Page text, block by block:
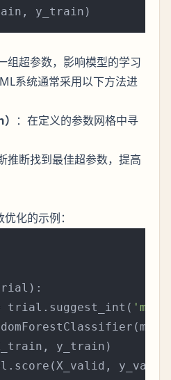
组超参数，影响模型的学习
系统通常采用以下方法进
：在定义的参数网格中寻
推断找到最佳超参数，提高
化的示例：
):
trial.suggest_int(
y_train)